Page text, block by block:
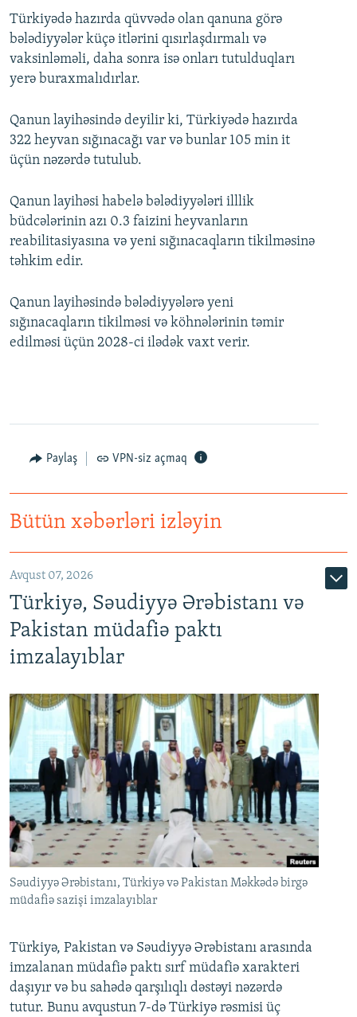
Türkiyədə hazırda qüvvədə olan qanuna görə
bələdiyyələr küçə itlərini qısırlaşdırmalı və
vaksinləməli, daha sonra isə onları tutulduqları
yerə buraxmalıdırlar.
Qanun layihəsində deyilir ki, Türkiyədə hazırda
322 heyvan sığınacağı var və bunlar 105 min it
üçün nəzərdə tutulub.
Qanun layihəsi habelə bələdiyyələri illlik
büdcələrinin azı 0.3 faizini heyvanların
reabilitasiyasına və yeni sığınacaqların tikilməsinə
təhkim edir.
Qanun layihəsində bələdiyyələrə yeni
sığınacaqların tikilməsi və köhnələrinin təmir
edilməsi üçün 2028-ci ilədək vaxt verir.
Paylaş VPN-siz açmaq
Bütün xəbərləri izləyin
Avqust 07, 2026
Türkiyə, Səudiyyə Ərəbistanı və
Pakistan müdafiə paktı
imzalayıblar
Səudiyyə Ərəbistanı, Türkiyə və Pakistan Məkkədə birgə
müdafiə sazişi imzalayıblar
Türkiyə, Pakistan və Səudiyyə Ərəbistanı arasında
imzalanan müdafiə paktı sırf müdafiə xarakteri
daşıyır və bu sahədə qarşılıqlı dəstəyi nəzərdə
tutur. Bunu avqustun 7-də Türkiyə rəsmisi üç